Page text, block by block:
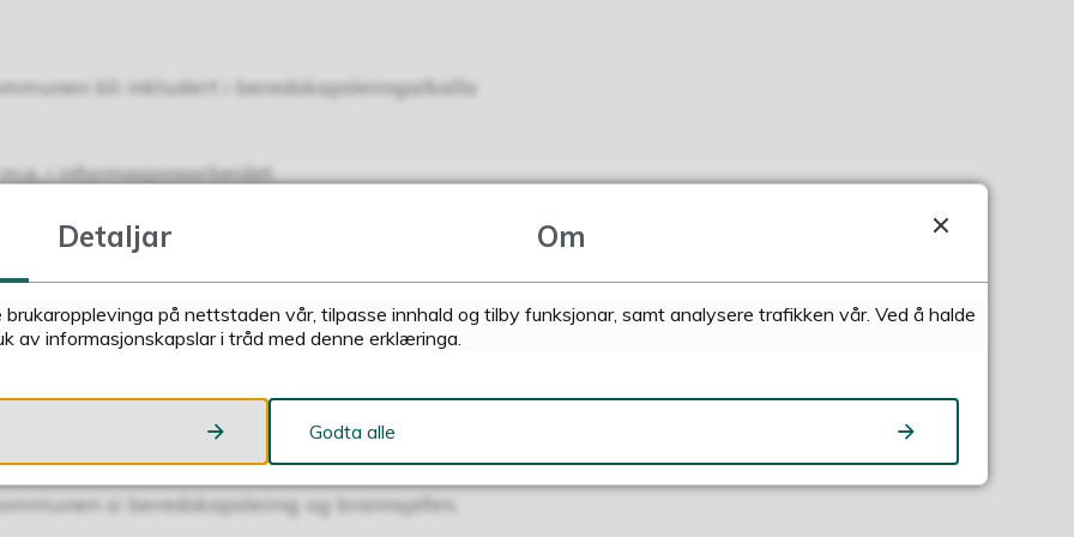
bli inkludert i beredskapsleiinga/kalla
i informasjonsarbeidet.
dei kriser som oppstår, og skal med mindre
som oppstår innanfor
det politiske nivå i kommunen.
si beredskapsleiing og brannsjefen,
Detaljar Om
på nettstaden vår, tilpasse innhald og tilby funksjonar, samt analysere trafikken vår. Ved å halde
av informasjonskapslar i tråd med denne erklæringa.
Godta alle